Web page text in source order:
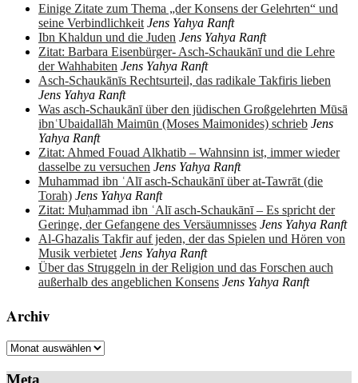
Einige Zitate zum Thema „der Konsens der Gelehrten“ und
seine Verbindlichkeit Jens Yahya Ranft
Ibn Khaldun und die Juden Jens Yahya Ranft
Zitat: Barbara Eisenbürger- Asch-Schaukānī und die Lehre
der Wahhabiten Jens Yahya Ranft
Asch-Schaukānīs Rechtsurteil, das radikale Takfiris lieben
Jens Yahya Ranft
Was asch-Schaukānī über den jüdischen Großgelehrten Mūsā
ibnʿUbaidallāh Maimūn (Moses Maimonides) schrieb Jens
Yahya Ranft
Zitat: Ahmed Fouad Alkhatib – Wahnsinn ist, immer wieder
dasselbe zu versuchen Jens Yahya Ranft
Muhammad ibn ʿAlī asch-Schaukānī über at-Tawrāt (die
Torah) Jens Yahya Ranft
Zitat: Muḥammad ibn ʿAlī asch-Schaukānī – Es spricht der
Geringe, der Gefangene des Versäumnisses Jens Yahya Ranft
Al-Ghazalis Takfir auf jeden, der das Spielen und Hören von
Musik verbietet Jens Yahya Ranft
Über das Struggeln in der Religion und das Forschen auch
außerhalb des angeblichen Konsens Jens Yahya Ranft
Archiv
Archiv
Meta